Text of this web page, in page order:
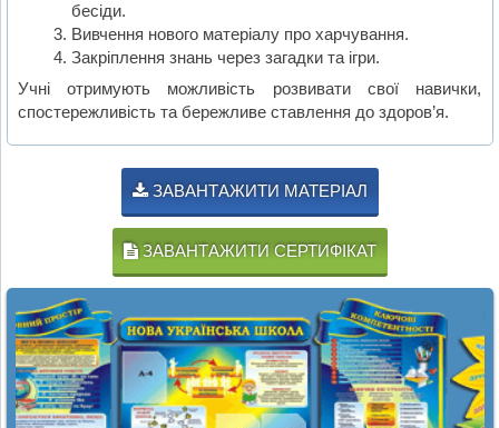
бесіди.
Вивчення нового матеріалу про харчування.
Закріплення знань через загадки та ігри.
Учні отримують можливість розвивати свої навички,
спостережливість та бережливе ставлення до здоров’я.
ЗАВАНТАЖИТИ МАТЕРІАЛ
ЗАВАНТАЖИТИ СЕРТИФІКАТ